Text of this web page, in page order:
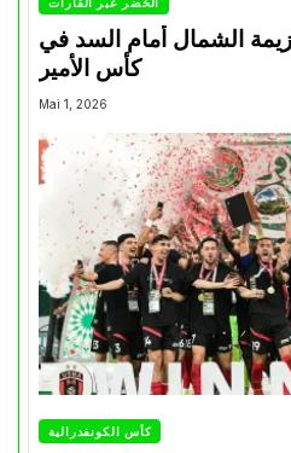
الشمال أمام السد في
كأس الأمير
Mai 1, 2026
كأس الكونفدرالية